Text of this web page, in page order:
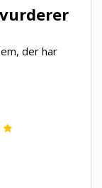
der har